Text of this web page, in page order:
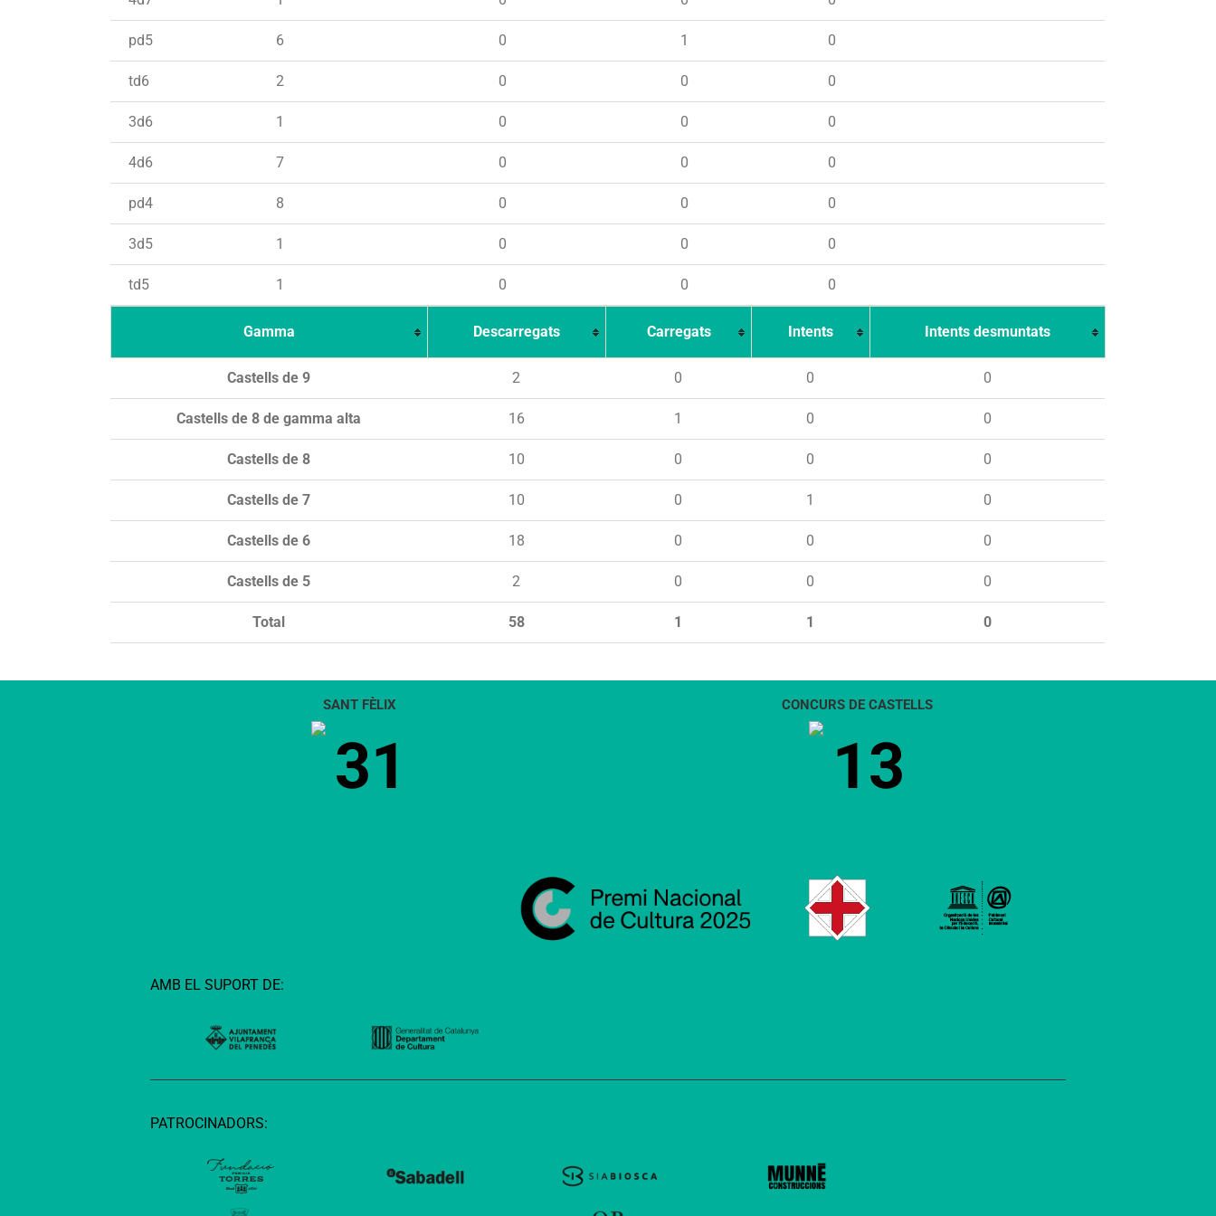
pd5 6 0 1 0
td6 2 0 0 0
3d6 1 0 0 0
4d6 7 0 0 0
pd4 8 0 0 0
3d5 1 0 0 0
td5 1 0 0 0
Gamma Descarregats Carregats Intents Intents desmuntats
Total 58 1 1 0
Castells de 9 2 0 0 0
Castells de 8 de gamma alta 16 1 0 0
Castells de 8 10 0 0 0
Castells de 7 10 0 1 0
Castells de 6 18 0 0 0
Castells de 5 2 0 0 0
SANT FÈLIX
31
CONCURS DE CASTELLS
13
AMB EL SUPORT DE:
PATROCINADORS: